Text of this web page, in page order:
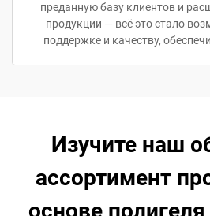
преданную базу клиентов и
продукции — всё это стало
поддержке и качеству,
Изучите наш
ассортимент